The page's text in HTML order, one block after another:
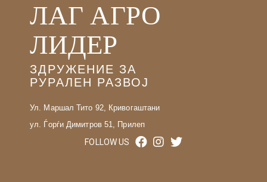
ЛАГ АГРО
ЛИДЕР
ЗДРУЖЕНИЕ ЗА
РУРАЛЕН РАЗВОЈ
Ул. Маршал Тито 92, Кривогаштани
ул. Ѓорѓи Димитров 51, Прилеп
FOLLOW US